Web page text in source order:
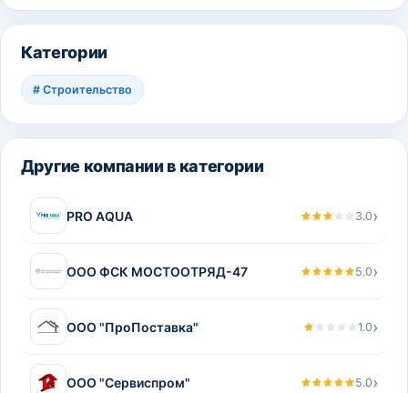
Категории
# Строительство
Другие компании в категории
PRO AQUA 3.0›
ООО ФСК МОСТООТРЯД-47 5.0›
ООО "ПроПоставка" 1.0›
ООО "Сервиспром" 5.0›